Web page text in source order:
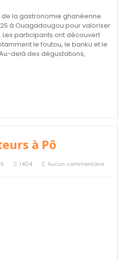
de la gastronomie ghanéenne
à Ouagadougou pour valoriser
participants ont découvert
le foutou, le banku et le
delà des dégustations,
à Pô
1404 Aucun commentaire